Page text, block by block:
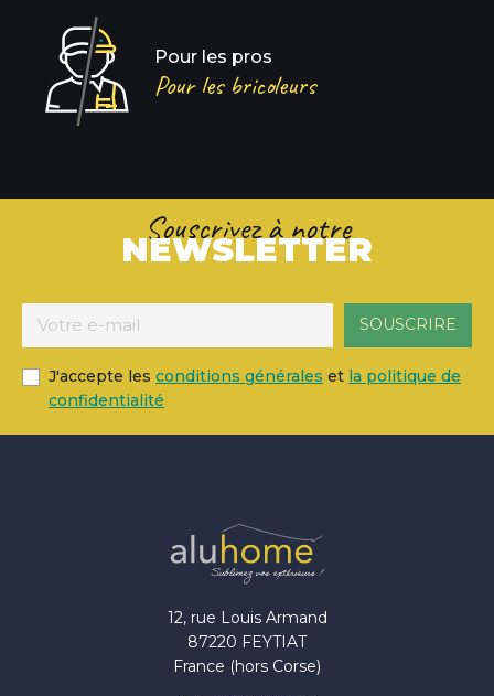
Pour les pros
Pour les bricoleurs
Souscrivez à notre
NEWSLETTER
J'accepte les conditions générales et la politique de
confidentialité
12, rue Louis Armand
87220 FEYTIAT
France (hors Corse)